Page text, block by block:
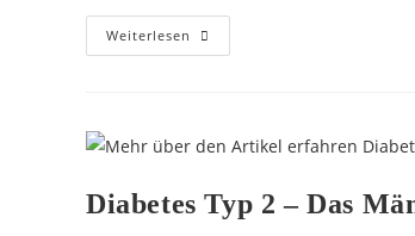
Weiterlesen
Diabetes Typ 2 – Das